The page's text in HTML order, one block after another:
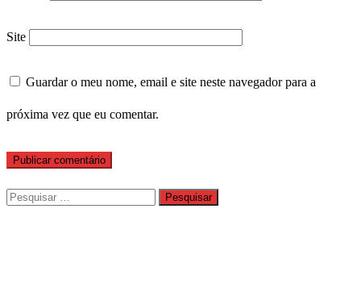
Site
Guardar o meu nome, email e site neste navegador para a
próxima vez que eu comentar.
Pesquisar
por: